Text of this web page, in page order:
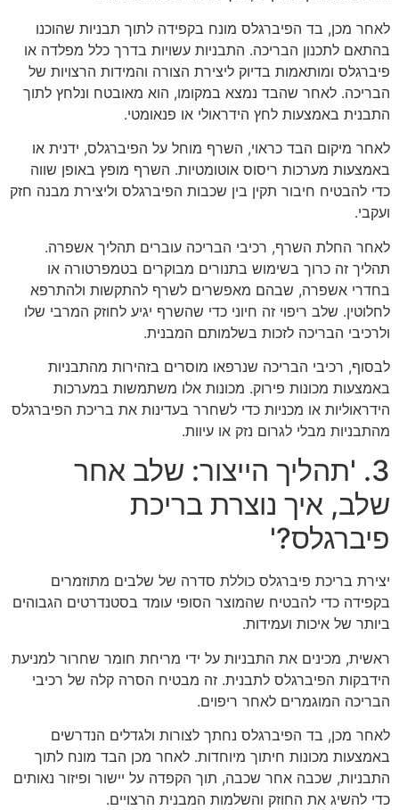
לאחר מכן, בד הפיברגלס מונח בקפידה לתוך תבניות שהוכנו
בהתאם לתכנון הבריכה. התבניות עשויות בדרך כלל מפלדה או
פיברגלס ומותאמות בדיוק ליצירת הצורה והמידות הרצויות של
הבריכה. לאחר שהבד נמצא במקומו, הוא מאובטח ונלחץ לתוך
התבנית באמצעות לחץ הידראולי או פנאומטי.
לאחר מיקום הבד כראוי, השרף מוחל על הפיברגלס, ידנית או
באמצעות מערכות ריסוס אוטומטיות. השרף מופץ באופן שווה
כדי להבטיח חיבור תקין בין שכבות הפיברגלס וליצירת מבנה חזק
ועקבי.
לאחר החלת השרף, רכיבי הבריכה עוברים תהליך אשפרה.
תהליך זה כרוך בשימוש בתנורים מבוקרים בטמפרטורה או
בחדרי אשפרה, שבהם מאפשרים לשרף להתקשות ולהתרפא
לחלוטין. שלב ריפוי זה חיוני כדי שהשרף יגיע לחוזק המרבי שלו
ולרכיבי הבריכה לזכות בשלמותם המבנית.
לבסוף, רכיבי הבריכה שנרפאו מוסרים בזהירות מהתבניות
באמצעות מכונות פירוק. מכונות אלו משתמשות במערכות
הידראוליות או מכניות כדי לשחרר בעדינות את בריכת הפיברגלס
מהתבניות מבלי לגרום נזק או עיוות.
3. 'תהליך הייצור: שלב אחר
שלב, איך נוצרת בריכת
פיברגלס?'
יצירת בריכת פיברגלס כוללת סדרה של שלבים מתוזמרים
בקפידה כדי להבטיח שהמוצר הסופי עומד בסטנדרטים הגבוהים
ביותר של איכות ועמידות.
ראשית, מכינים את התבניות על ידי מריחת חומר שחרור למניעת
הידבקות הפיברגלס לתבנית. זה מבטיח הסרה קלה של רכיבי
הבריכה המוגמרים לאחר ריפוים.
לאחר מכן, בד הפיברגלס נחתך לצורות ולגדלים הנדרשים
באמצעות מכונות חיתוך מיוחדות. לאחר מכן הבד מונח לתוך
התבניות, שכבה אחר שכבה, תוך הקפדה על יישור ופיזור נאותים
כדי להשיג את החוזק והשלמות המבנית הרצויים.